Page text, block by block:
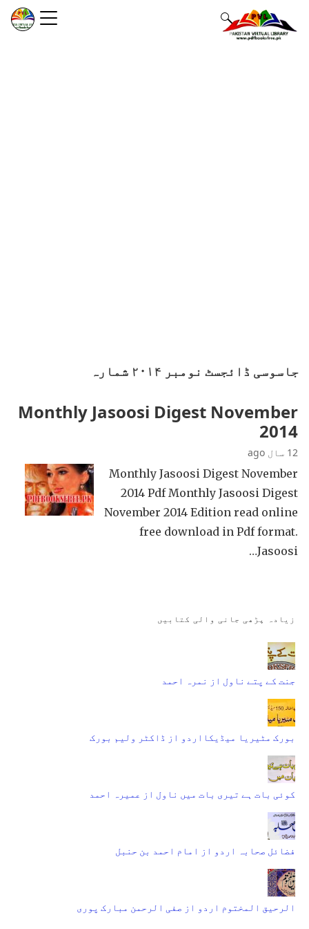
جاسوسی ڈائجسٹ نومبر ۲۰۱۴ شمارہ
Monthly Jasoosi Digest November
2014
12 سال ago
Monthly Jasoosi Digest November
2014 Pdf Monthly Jasoosi Digest
November 2014 Edition read online
free download in Pdf format.
Jasoosi…
زیادہ پڑھی جانی والی کتابیں
جنت کے پتے ناول از نمرہ احمد
بورک مٹیریا میڈیکااردو از ڈاکٹر ولیم بورک
کوئی بات ہے تیری بات میں ناول از عمیرہ احمد
فضائل صحابہ اردو از امام احمد بن حنبل
الرحیق المختوم اردو از صفی الرحمن مبارک پوری